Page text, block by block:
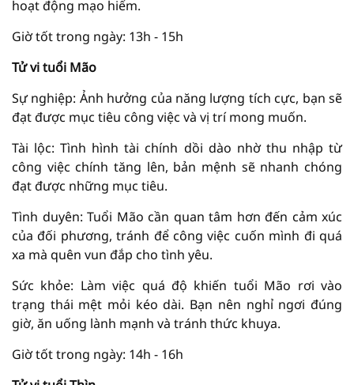
hoạt động mạo hiểm.
Giờ tốt trong ngày: 13h - 15h
Tử vi tuổi Mão
Sự nghiệp: Ảnh hưởng của năng lượng tích cực, bạn sẽ
đạt được mục tiêu công việc và vị trí mong muốn.
Tài lộc: Tình hình tài chính dồi dào nhờ thu nhập từ
công việc chính tăng lên, bản mệnh sẽ nhanh chóng
đạt được những mục tiêu.
Tình duyên: Tuổi Mão cần quan tâm hơn đến cảm xúc
của đối phương, tránh để công việc cuốn mình đi quá
xa mà quên vun đắp cho tình yêu.
Sức khỏe: Làm việc quá độ khiến tuổi Mão rơi vào
trạng thái mệt mỏi kéo dài. Bạn nên nghỉ ngơi đúng
giờ, ăn uống lành mạnh và tránh thức khuya.
Giờ tốt trong ngày: 14h - 16h